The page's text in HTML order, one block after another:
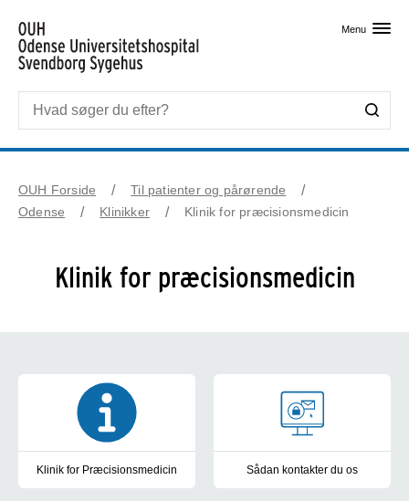
Menu
OUH Forside
Til patienter og pårørende
Odense
Klinikker Klinik for præcisionsmedicin
Klinik for præcisionsmedicin
Information til patienter
Klinik for Præcisionsmedicin Sådan kontakter du os